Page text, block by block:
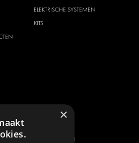
ELEKTRISCHE SYSTEMEN
KITS
AANBIEDER VAN
×